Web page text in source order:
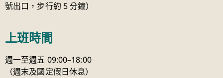
號出口，步行約 5 分鐘）
上班時間
週一至週五 09:00–18:00
（週末及國定假日休息）